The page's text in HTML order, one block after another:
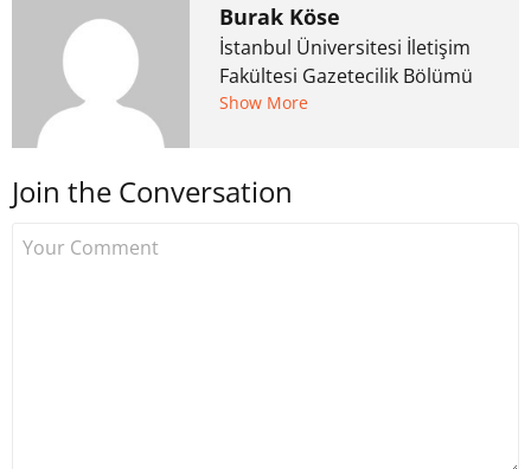
Burak Köse
İstanbul Üniversitesi İletişim
Fakültesi Gazetecilik Bölümü
mezunu. 6 yıl ana akım
kurdu. 2017'nin Mayıs ayından
Show More
Join the Conversation